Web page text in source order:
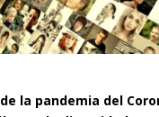
la pandemia del